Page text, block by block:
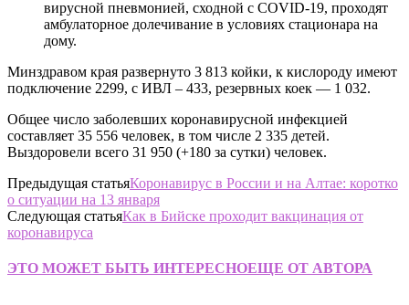
вирусной пневмонией, сходной с COVID-19, проходят
амбулаторное долечивание в условиях стационара на
дому.
Минздравом края развернуто 3 813 койки, к кислороду имеют
подключение 2299, с ИВЛ – 433, резервных коек — 1 032.
Общее число заболевших коронавирусной инфекцией
составляет 35 556 человек, в том числе 2 335 детей.
Выздоровели всего 31 950 (+180 за сутки) человек.
Предыдущая статьяКоронавирус в России и на Алтае: коротко
о ситуации на 13 января
Следующая статьяКак в Бийске проходит вакцинация от
коронавируса
ЭТО МОЖЕТ БЫТЬ ИНТЕРЕСНОЕЩЕ ОТ АВТОРА